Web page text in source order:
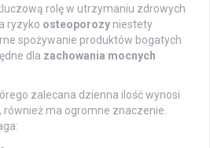
rolę w utrzymaniu zdrowych
ryzyko osteoporozy niestety
spożywanie produktów bogatych
dla zachowania mocnych
zalecana dzienna ilość wynosi
, również ma ogromne znaczenie.